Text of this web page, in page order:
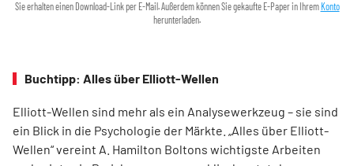
Sie erhalten einen Download-Link per E-Mail. Außerdem können Sie gekaufte E-Paper in Ihrem Konto
herunterladen.
Buchtipp: Alles über Elliott-Wellen
Elliott-Wellen sind mehr als ein Analysewerkzeug – sie sind
ein Blick in die Psychologie der Märkte. „Alles über Elliott-
Wellen“ vereint A. Hamilton Boltons wichtigste Arbeiten